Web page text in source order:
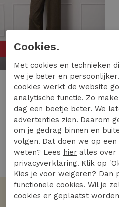
50%
Studio Anneloes
Studio Anneloes odessi sparkle jumpsuit 13330 Jumpsuit 0002 gold
79,97 159,95
3 van de
Cookies.
Met cookies en technieken
we je beter en
cookies werkt de website
analytische functie. Zo
dag een beetje beter. We
advertenties zien. Daarom
om je gedrag binnen en
volgen. Dat doen we op een
weten? Lees hier alles over
privacyverklaring. Klik op
Kies je voor weigeren? Dan
functionele cookies. Wil je
cookies er geplaatst